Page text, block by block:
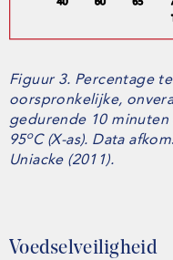
Figuur 3. Percentage
oorspronkelijke,
gedurende 10
95oC (X-as). Data
Uniacke (2011).
Voedselveiligheid